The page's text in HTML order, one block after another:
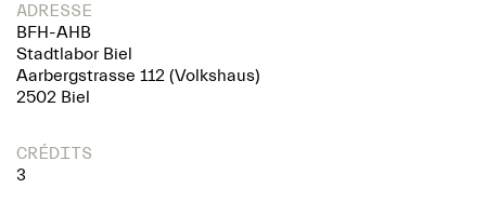
ADRESSE
BFH-AHB
Stadtlabor Biel
Aarbergstrasse 112 (Volkshaus)
2502 Biel
CRÉDITS
3